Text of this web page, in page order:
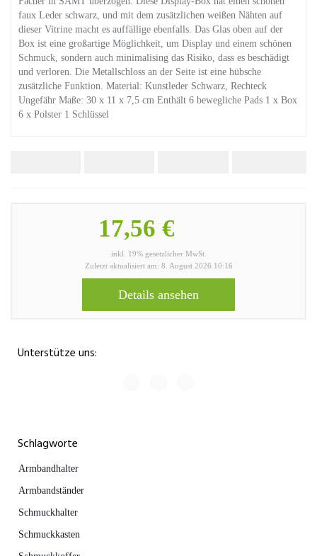
faux Leder schwarz, und mit dem zusätzlichen weißen Nähten auf
dieser Vitrine macht es auffällige ebenfalls. Das Glas oben auf der
Box ist eine großartige Möglichkeit, um Display und einem schönen
Schmuck, sondern auch minimalising das Risiko, dass es beschädigt
und verloren. Die Metallschloss an der Seite ist eine hübsche
zusätzliche Funktion. Material: Kunstleder Schwarz, Rechteck
Ungefähr Maße: 30 x 11 x 7,5 cm Enthält 6 bewegliche Pads 1 x Box
6 x Polster 1 Schlüssel
17,56 €
inkl. 19% gesetzlicher MwSt.
Zuletzt aktualisiert am: 8. August 2026 10:16
Details ansehen
Unterstütze uns:
Schlagworte
Armbandhalter
Armbandständer
Schmuckhalter
Schmuckkasten